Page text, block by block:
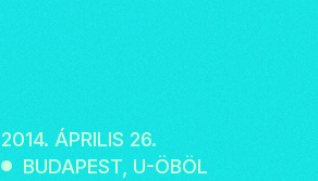
2014. ÁPRILIS 26.
BUDAPEST, U-ÖBÖL